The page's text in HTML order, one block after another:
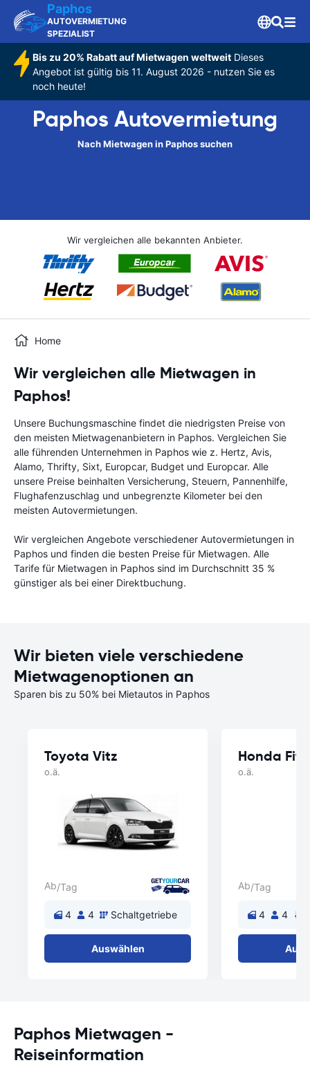
Paphos
AUTOVERMIETUNG
SPEZIALIST
Bis zu 20% Rabatt auf Mietwagen weltweitDieses
Angebot ist gültig bis 11. August 2026 - nutzen Sie es
noch heute!
Paphos Autovermietung
Nach Mietwagen in Paphos suchen
Wir vergleichen alle bekannten Anbieter.
Home
Wir vergleichen alle Mietwagen in
Paphos!
Unsere Buchungsmaschine findet die niedrigsten Preise von
den meisten Mietwagenanbietern in Paphos. Vergleichen Sie
alle führenden Unternehmen in Paphos wie z. Hertz, Avis,
Alamo, Thrifty, Sixt, Europcar, Budget und Europcar. Alle
unsere Preise beinhalten Versicherung, Steuern, Pannenhilfe,
Flughafenzuschlag und unbegrenzte Kilometer bei den
meisten Autovermietungen.
Wir vergleichen Angebote verschiedener Autovermietungen in
Paphos und finden die besten Preise für Mietwagen. Alle
Tarife für Mietwagen in Paphos sind im Durchschnitt 35 %
günstiger als bei einer Direktbuchung.
Wir bieten viele verschiedene
Mietwagenoptionen an
Sparen bis zu 50% bei Mietautos in Paphos
Toyota Vitz
o.ä.
Ab/Tag
4 4 Schaltgetriebe
Auswählen
Honda Fit
o.ä.
Ab/Tag
4 4
Paphos Mietwagen -
Reiseinformation